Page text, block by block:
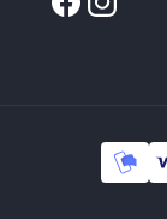
FacebookInstagram